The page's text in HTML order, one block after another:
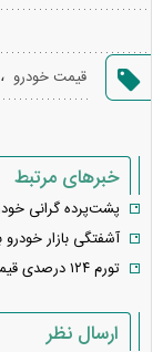
قیمت خودرو ،
خبرهای مرتبط
پشت‌پرده گرانی
آشفتگی بازار
تورم ۱۲۴ درصدی قیمت خودرو در خرداد ماه!
ارسال نظر